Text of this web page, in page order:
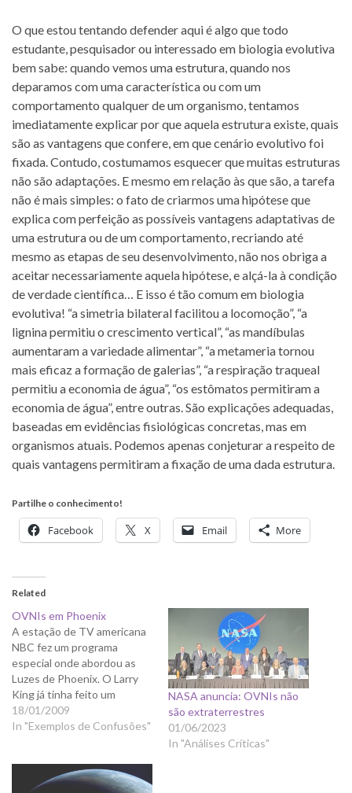
O que estou tentando defender aqui é algo que todo
estudante, pesquisador ou interessado em biologia evolutiva
bem sabe: quando vemos uma estrutura, quando nos
deparamos com uma característica ou com um
comportamento qualquer de um organismo, tentamos
imediatamente explicar por que aquela estrutura existe, quais
são as vantagens que confere, em que cenário evolutivo foi
fixada. Contudo, costumamos esquecer que muitas estruturas
não são adaptações. E mesmo em relação às que são, a tarefa
não é mais simples: o fato de criarmos uma hipótese que
explica com perfeição as possíveis vantagens adaptativas de
uma estrutura ou de um comportamento, recriando até
mesmo as etapas de seu desenvolvimento, não nos obriga a
aceitar necessariamente aquela hipótese, e alçá-la à condição
de verdade científica… E isso é tão comum em biologia
evolutiva! “a simetria bilateral facilitou a locomoção”, “a
lignina permitiu o crescimento vertical”, “as mandíbulas
aumentaram a variedade alimentar”, “a metameria tornou
mais eficaz a formação de galerias”, “a respiração traqueal
permitiu a economia de água”, “os estômatos permitiram a
economia de água”, entre outras. São explicações adequadas,
baseadas em evidências fisiológicas concretas, mas em
organismos atuais. Podemos apenas conjeturar a respeito de
quais vantagens permitiram a fixação de uma dada estrutura.
Partilhe o conhecimento!
Facebook X Email More
Related
OVNIs em Phoenix
A estação de TV americana
NBC fez um programa
especial onde abordou as
Luzes de Phoenix. O Larry
King já tinha feito um
programa sobre isto. Eles
estão perfeitamente
os supostos investigadores
- que não querem saber de
18/01/2009
In "Exemplos de Confusões"
NASA anuncia: OVNIs não
são extraterrestres
01/06/2023
In "Análises Críticas"